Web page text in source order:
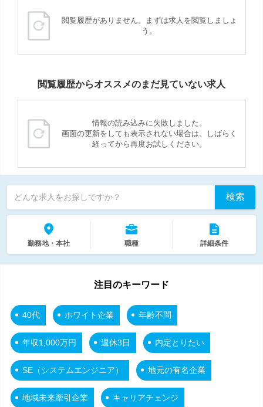
閲覧履歴がありません。まずは求人を閲覧しましょ
う。
閲覧履歴からオススメのまだ見ていない求人
情報の読み込みに失敗しました。
画面の更新をしても表示されない場合は、しばらく
経ってから再度お試しください。
どんな求人をお探しですか？ 検索
勤務地・本社 職種 詳細条件
注目のキーワード
40代 ホワイト企業 年齢不問
年収1,000万円 週休3日 内定とりたい
SE（システムエンジニア） 地元の有名企業
地域未来牽引企業 キャリアチェンジ